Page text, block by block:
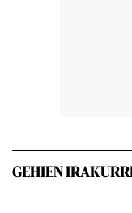
GEHIEN